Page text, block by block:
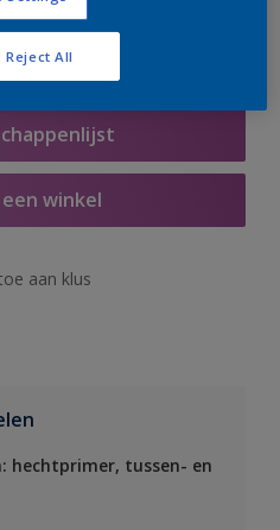
winkel
aan klus
hechtprimer, tussen- en
Reject All